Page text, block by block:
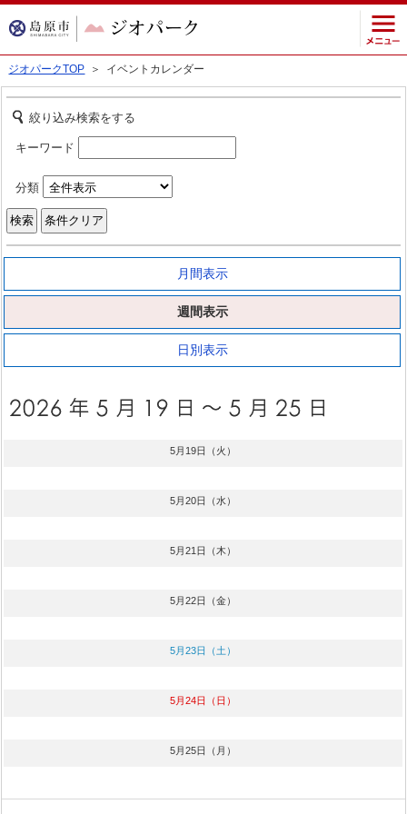
ジオパークTOP ＞ イベントカレンダー
絞り込み検索をする
キーワード
分類
月間表示
週間表示
日別表示
5月19日（火）
5月20日（水）
5月21日（木）
5月22日（金）
5月23日（土）
5月24日（日）
5月25日（月）